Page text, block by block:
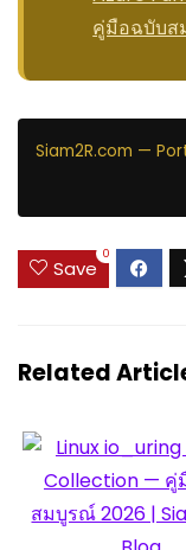
คู่มือฉบับส
Siam2R.com —
Save
0
Related